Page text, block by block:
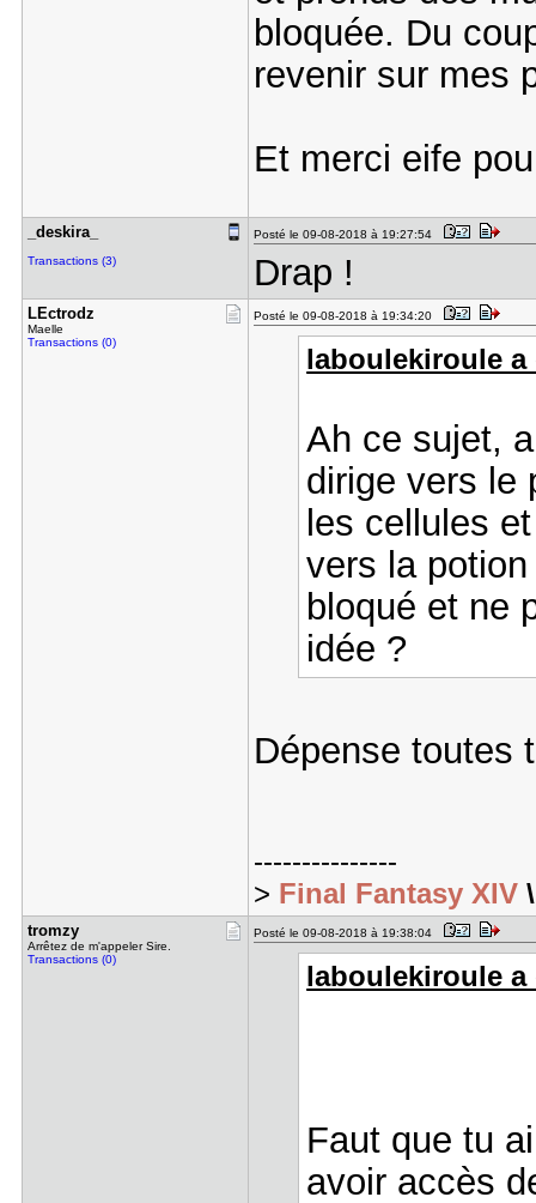
bloquée. Du
revenir sur mes
Et merci eife
_deskira_
Transactions (3)
Posté le 09-08-2018 à 19:27:54
Drap !
LEctrodz
Maelle
Transactions (0)
Posté le 09-08-2018 à 19:34:20
laboulekiroule a
Ah ce sujet,
dirige vers le
les cellules
vers la
bloqué et ne
idée ?
Dépense toutes
---------------
> Final Fantasy XIV
tromzy
Arrêtez de m'appeler Sire.
Transactions (0)
Posté le 09-08-2018 à 19:38:04
laboulekiroule a
Faut que tu
avoir accès